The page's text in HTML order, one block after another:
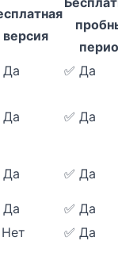
версия
Да ✅ Да
Да ✅ Да
Да ✅ Да
Да
✅ Да
Нет ✅ Да